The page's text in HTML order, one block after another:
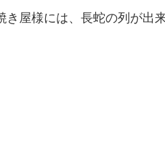
屋様には、長蛇の列が出